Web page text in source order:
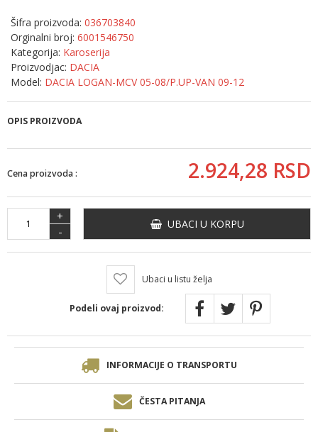
Šifra proizvoda: 036703840
Orginalni broj: 6001546750
Kategorija: Karoserija
Proizvodjac: DACIA
Model: DACIA LOGAN-MCV 05-08/P.UP-VAN 09-12
OPIS PROIZVODA
Cena proizvoda : 2.924,28 RSD
+
-
UBACI U KORPU
Ubaci u listu želja
Podeli ovaj proizvod:
INFORMACIJE O TRANSPORTU
ČESTA PITANJA